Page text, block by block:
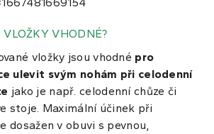
VLOŽKY VHODNÉ?
vložky jsou vhodné pro
ulevit svým nohám při celodenní
jako je např. celodenní chůze či
stoje. Maximální účinek při
dosažen v obuvi s pevnou,